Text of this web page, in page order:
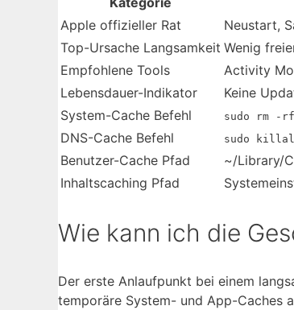
Apple offizieller Rat
Neustart,
Top-Ursache Langsamkeit Wenig
Empfohlene Tools
Activity
Lebensdauer-Indikator
Keine
System-Cache Befehl
sudo rm -
DNS-Cache Befehl sudo killall
Benutzer-Cache Pfad
~/Library/
Inhaltscaching Pfad
Wie kann ich die
Der erste Anlaufpunkt bei einem
temporäre System- und App-Caches